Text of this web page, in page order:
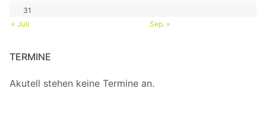
31
« Juli
Sep. »
TERMINE
Akutell stehen keine Termine an.